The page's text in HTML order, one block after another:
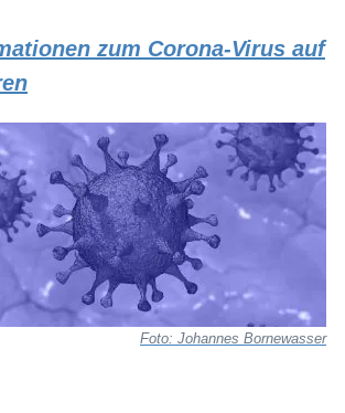
zum Corona-Virus auf
Foto: Johannes Bornewasser